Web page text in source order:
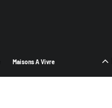
Maisons A Vivre